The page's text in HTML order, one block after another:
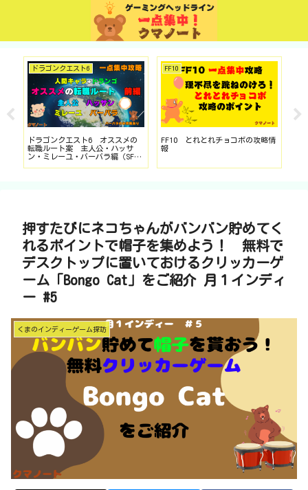
ドラゴンクエスト6
ドラゴンクエスト6 オススメの
転職ルート案 主人公・ハッサ
ン・ミレーユ・バーバラ編（SFC
FF10
FF10 とれとれチョコボの攻略情
報
押すたびにネコちゃんがバンバン貯めてく
れるポイントで帽子を集めよう！ 無料で
デスクトップに置いておけるクリッカーゲ
ーム「Bongo Cat」をご紹介 月１インディ
ー #5
くまのインディーゲーム探訪